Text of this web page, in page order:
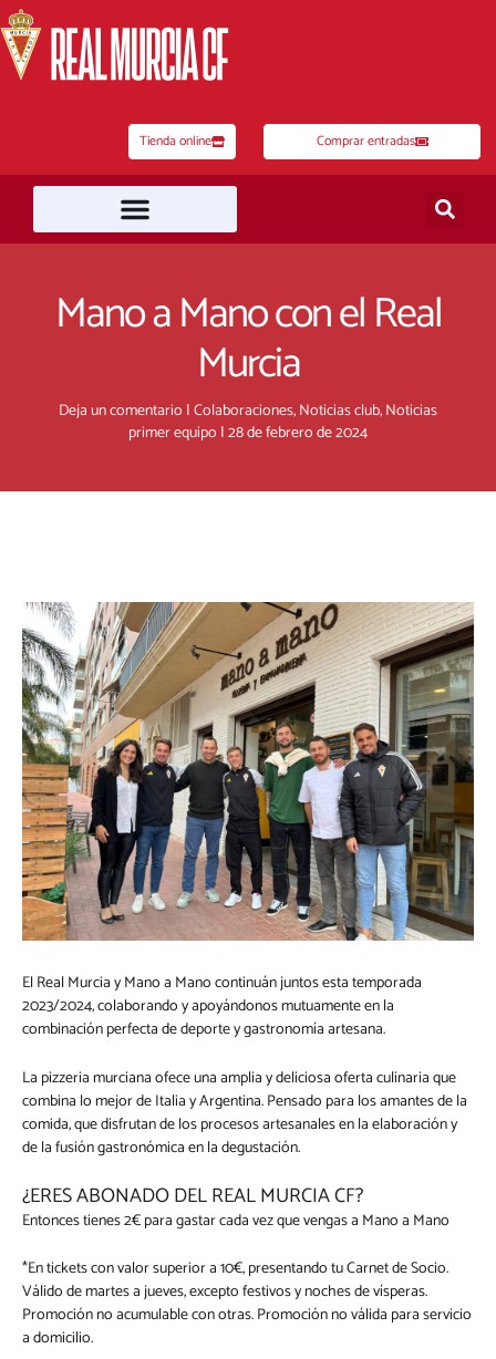
al
contenido
Tienda online Comprar entradas
Mano a Mano con el Real
Murcia
Deja un comentario |Colaboraciones,Noticias club,Noticias
primer equipo |28 de febrero de 2024
El Real Murcia y Mano a Mano continuán juntos esta temporada
2023/2024, colaborando y apoyándonos mutuamente en la
combinación perfecta de deporte y gastronomía artesana.
La pizzeria murciana ofece una amplia y deliciosa oferta culinaria que
combina lo mejor de Italia y Argentina. Pensado para los amantes de la
comida, que disfrutan de los procesos artesanales en la elaboración y
de la fusión gastronómica en la degustación.
¿ERES ABONADO DEL REAL MURCIA CF?
Entonces tienes 2€ para gastar cada vez que vengas a Mano a Mano
*En tickets con valor superior a 10€, presentando tu Carnet de Socio.
Válido de martes a jueves, excepto festivos y noches de vísperas.
Promoción no acumulable con otras. Promoción no válida para servicio
a domicilio.